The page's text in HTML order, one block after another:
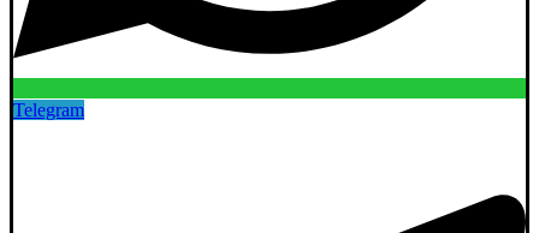
Telegram